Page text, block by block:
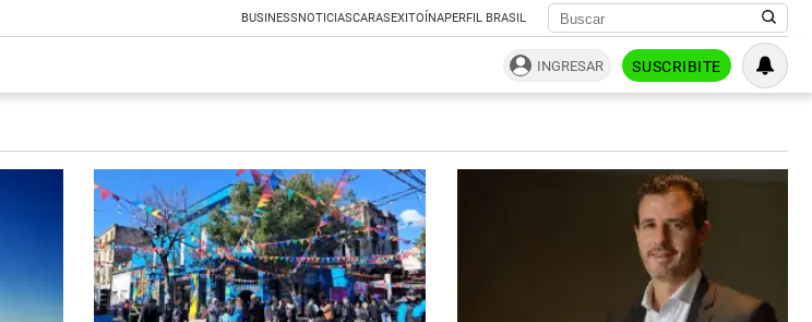
BUSINESSNOTICIASCARASEXITOÍNAPERFIL BRASIL
INGRESAR SUSCRIBITE